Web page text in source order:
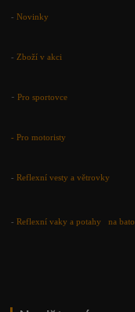
-Novinky
- Zboží v akci
-Pro sportovce
- Pro motoristy
-Reflexní vesty a větrovky
-Reflexní vaky a potahy na